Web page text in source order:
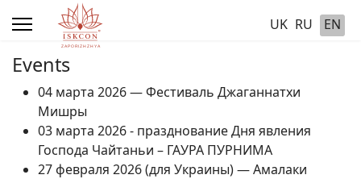
UK RU EN
Events
04 марта 2026 — Фестиваль Джаганнатхи
Мишры
03 марта 2026 - празднование Дня явления
Господа Чайтаньи – ГАУРА ПУРНИМА
27 февраля 2026 (для Украины) — Амалаки